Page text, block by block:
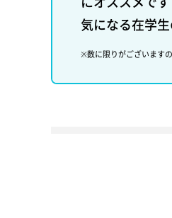
気になる在学
※数に限りがございます